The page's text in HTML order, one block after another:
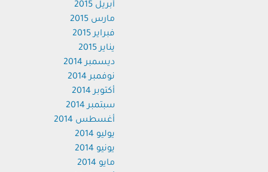
أبريل 2015
مارس 2015
فبراير 2015
يناير 2015
ديسمبر 2014
نوفمبر 2014
أكتوبر 2014
سبتمبر 2014
أغسطس 2014
يوليو 2014
يونيو 2014
مايو 2014